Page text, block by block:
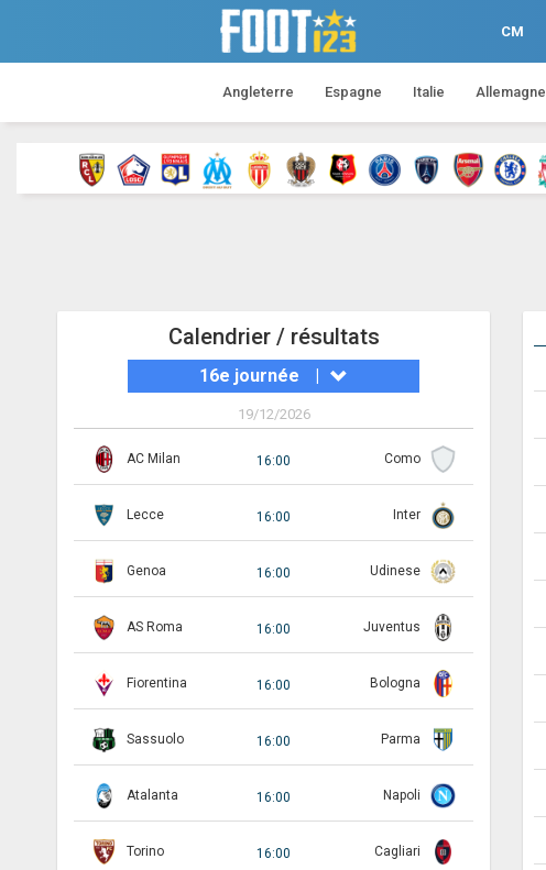
CM
Angleterre Espagne Italie Allemagne
Calendrier / résultats
16e journée |
19/12/2026
AC Milan 16:00 Como
Lecce 16:00 Inter
Genoa 16:00 Udinese
AS Roma 16:00 Juventus
Fiorentina 16:00 Bologna
Sassuolo 16:00 Parma
Atalanta 16:00 Napoli
Torino 16:00 Cagliari